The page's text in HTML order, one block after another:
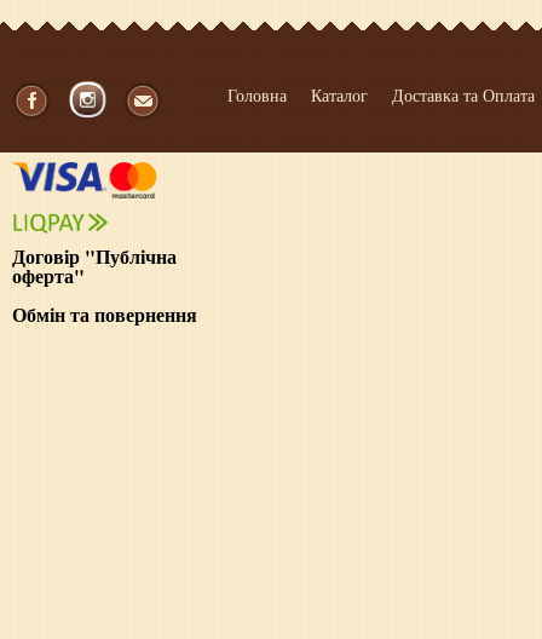
Договір "Публічна
оферта"
Обмін та повернення
Головна Каталог Доставка та Оплата